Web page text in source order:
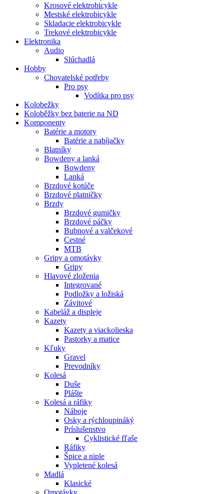
Krosové elektrobicykle
Mestské elektrobicykle
Skladacie elektrobicykle
Trekové elektrobicykle
Elektronika
Audio
Slúchadlá
Hobby
Chovatelské potřeby
Pro psy
Vodítka pro psy
Kolobežky
Koloběžky bez baterie na ND
Komponenty
Batérie a motory
Batérie a nabíjačky
Blatníky
Bowdeny a lanká
Bowdeny
Lanká
Brzdové kotúče
Brzdové platničky
Brzdy
Brzdové gumičky
Brzdové páčky
Bubnové a valčekové
Cestné
MTB
Gripy a omotávky
Gripy
Hlavové zloženia
Integrované
Podložky a ložiská
Závitové
Kabeláž a displeje
Kazety
Kazety a viackolieska
Pastorky a matice
Kľuky
Gravel
Prevodníky
Kolesá
Duše
Plášte
Kolesá a ráfiky
Náboje
Osky a rýchloupináký
Príslušenstvo
Cyklistické fľaše
Ráfiky
Špice a niple
Vypletené kolesá
Madlá
Klasické